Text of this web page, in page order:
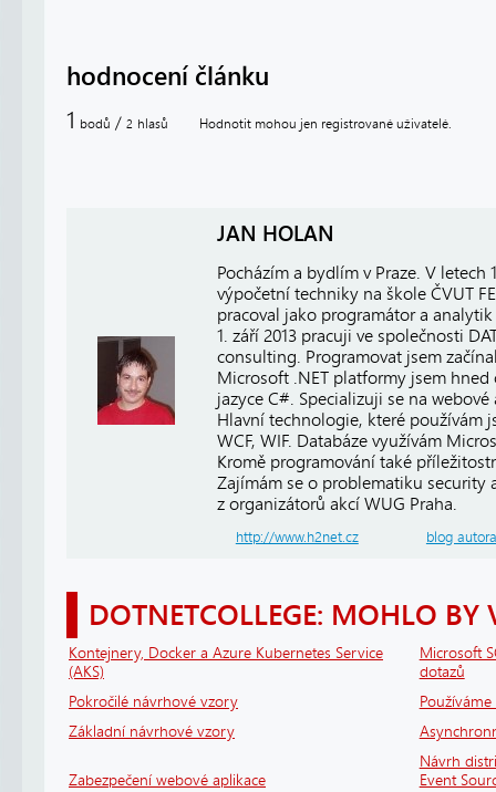
hodnocení článku
1 bodů / 2 hlasů Hodnotit mohou jen registrované uživatelé.
JAN HOLAN
Pocházím a bydlím v Praze. V letech
výpočetní techniky na škole ČVUT
pracoval jako programátor a
1. září 2013 pracuji ve společnosti
consulting. Programovat jsem
Microsoft .NET platformy jsem
jazyce C#. Specializuji se na
Hlavní technologie, které používám
WCF, WIF. Databáze využívám
Kromě programování také
Zajímám se o problematiku security
z organizátorů akcí WUG Praha.
http://www.h2net.cz blog autora
DOTNETCOLLEGE: MOHLO BY
Kontejnery, Docker a Azure Kubernetes Service
(AKS)
Microsoft
dotazů
Pokročilé návrhové vzory
Základní návrhové vzory
Zabezpečení webové aplikace
Návrh
Event